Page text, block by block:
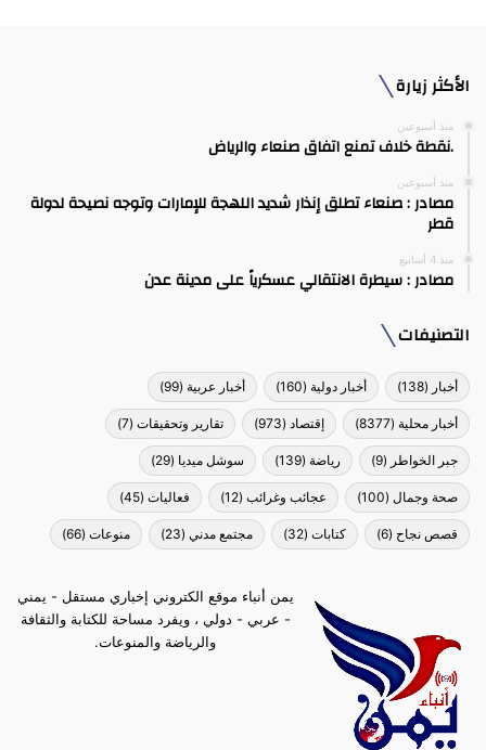
الأكثر زيارة
منذ أسبوعين
.نقطة خلاف تمنع اتفاق صنعاء والرياض
منذ أسبوعين
مصادر : صنعاء تطلق إنذار شديد اللهجة للإمارات وتوجه نصيحة لدولة
قطر
منذ 4 أسابيع
مصادر : سيطرة الانتقالي عسكرياً على مدينة عدن
التصنيفات
أخبار (138) أخبار دولية (160) أخبار عربية (99)
أخبار محلية (8377) إقتصاد (973) تقارير وتحقيقات (7)
جبر الخواطر (9) رياضة (139) سوشل ميديا (29)
صحة وجمال (100) عجائب وغرائب (12) فعاليات (45)
قصص نجاح (6) كتابات (32) مجتمع مدني (23) منوعات (66)
يمن أنباء موقع الكتروني إخباري مستقل - يمني
- عربي - دولي ، ويفرد مساحة للكتابة والثقافة
والرياضة والمنوعات.